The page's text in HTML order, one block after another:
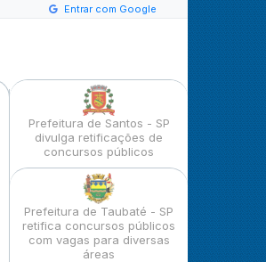
Entrar com Google
Prefeitura de Santos - SP
divulga retificações de
concursos públicos
Prefeitura de Taubaté - SP
retifica concursos públicos
com vagas para diversas
áreas